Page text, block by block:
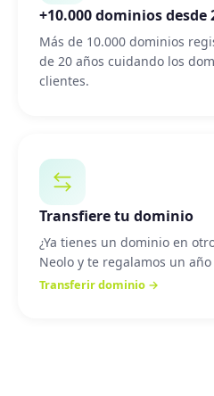
+10.000 dominios desde
Más de 10.000 dominios
de 20 años cuidando los
clientes.
Transfiere tu dominio
¿Ya tienes un dominio en
Neolo y te regalamos un
Transferir dominio →